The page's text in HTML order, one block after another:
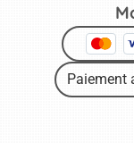
Paiement